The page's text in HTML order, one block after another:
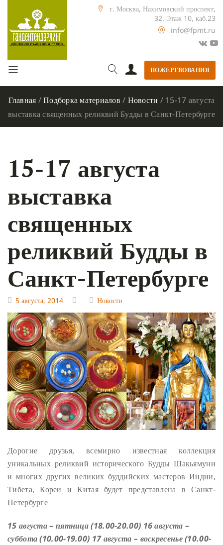
г. Москва, Нахимовский проспект,
32. Этаж 10, каб.23
info@fpmt.ru
ПОЖЕРТВОВАНИЯ
Главная /Подборка материалов / Новости / 15-17 августа
выставка священных реликвий Будды в Санкт-Петербурге
15-17 августа
выставка
священных
реликвий Будды в
Санкт-Петербурге
5 августа, 2014 Новости
Дорогие друзья, всемирно известная коллекция
уникальных реликвий исторического Будды Шакьямуни
и многих других великих буддийских мастеров Индии,
Тибета, Кореи и Китая будет представлена в Санкт-
Петербурге
15 августа – пятница (18.00-20.00) 16 августа –
суббота (10.00-19.00) 17 августа – воскресенье (10.00-